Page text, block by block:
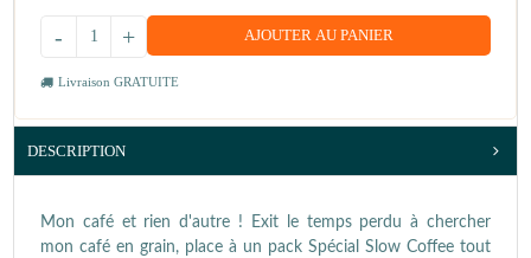
+
- AJOUTER AU PANIER
Livraison GRATUITE
DESCRIPTION
Mon café et rien d'autre ! Exit le temps perdu à chercher
mon café en grain, place à un pack Spécial Slow Coffee tout